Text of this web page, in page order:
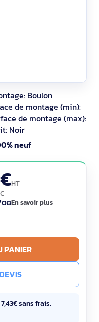
Boulon
de montage (min):
de montage (max):
Noir
neuf
HT
08En savoir plus
PANIER
sans frais.